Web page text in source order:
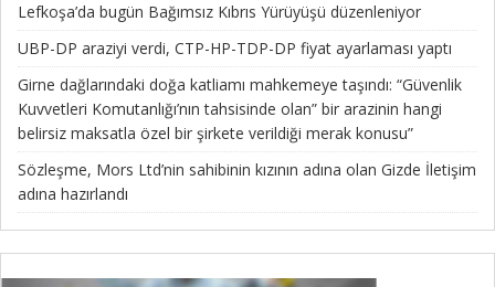
Lefkoşa’da bugün Bağımsız Kıbrıs Yürüyüşü düzenleniyor
UBP-DP araziyi verdi, CTP-HP-TDP-DP fiyat ayarlaması yaptı
Girne dağlarındaki doğa katliamı mahkemeye taşındı: “Güvenlik
Kuvvetleri Komutanlığı’nın tahsisinde olan” bir arazinin hangi
belirsiz maksatla özel bir şirkete verildiği merak konusu”
Sözleşme, Mors Ltd’nin sahibinin kızının adına olan Gizde İletişim
adına hazırlandı